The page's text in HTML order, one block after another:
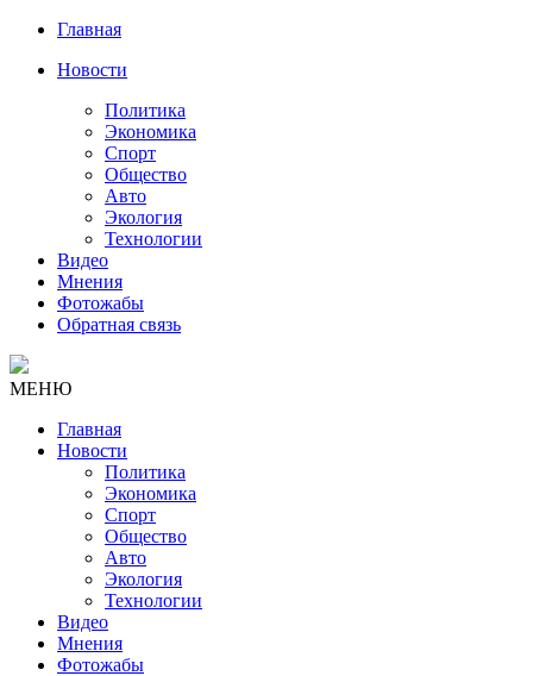
Главная
Новости
Политика
Экономика
Спорт
Общество
Авто
Экология
Технологии
Видео
Мнения
Фотожабы
Обратная связь
МЕНЮ
Главная
Новости
Политика
Экономика
Спорт
Общество
Авто
Экология
Технологии
Видео
Мнения
Фотожабы